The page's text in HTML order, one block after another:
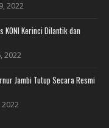
2022
Kerinci Dilantik dan
2022
Jambi Tutup Secara Resmi
2022